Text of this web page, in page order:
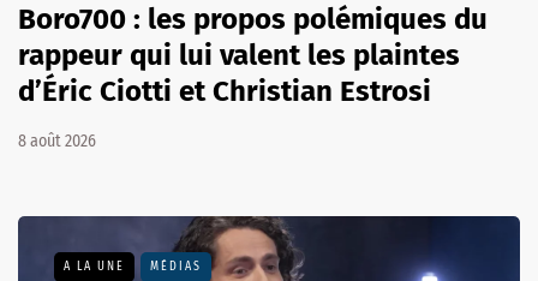
Boro700 : les propos polémiques du
rappeur qui lui valent les plaintes
d’Éric Ciotti et Christian Estrosi
8 août 2026
A LA UNE MÉDIAS